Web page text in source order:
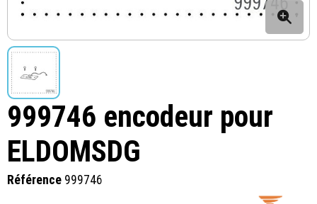
999746 encodeur pour
ELDOMSDG
Référence 999746